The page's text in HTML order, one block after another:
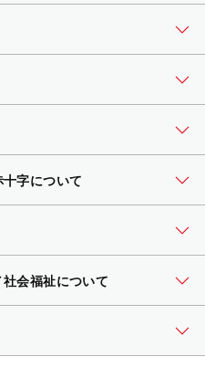
字について
会福祉について